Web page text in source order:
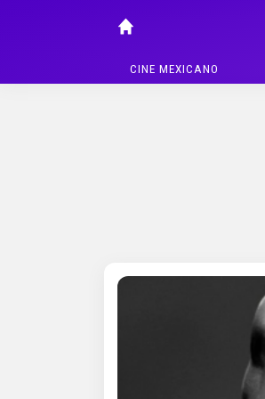
CINE MEXICANO